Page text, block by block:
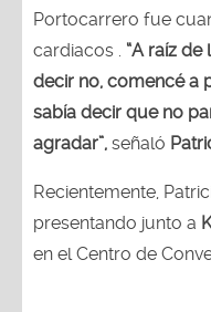
Portocarrero fue
cardiacos . “A raíz
decir no, comencé a
sabía decir que no
agradar”, señaló
Recientemente,
presentando junto a
en el Centro de